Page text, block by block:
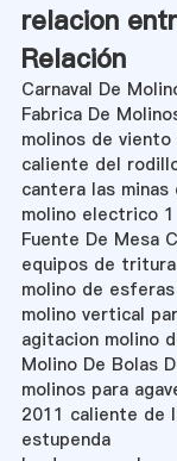
relacion
Relación
Carnaval De
Fabrica De
molinos de
caliente del
cantera las
molino electrico
Fuente De Mesa
equipos de
molino de
molino vertical
agitacion molino
Molino De Bolas
molinos para
2011 caliente de
estupenda